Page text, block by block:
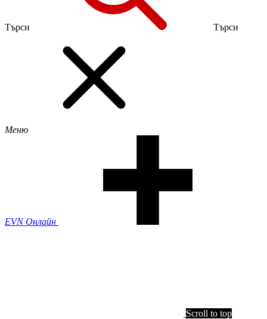
Търси Търси
Меню
EVN Онлайн
Scroll to top